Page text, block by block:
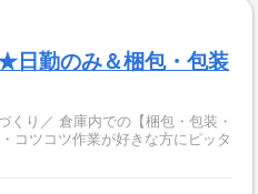
日勤のみ＆梱包・包装
り／ 倉庫内での【梱包・包装・
コツコツ作業が好きな方にピッタ